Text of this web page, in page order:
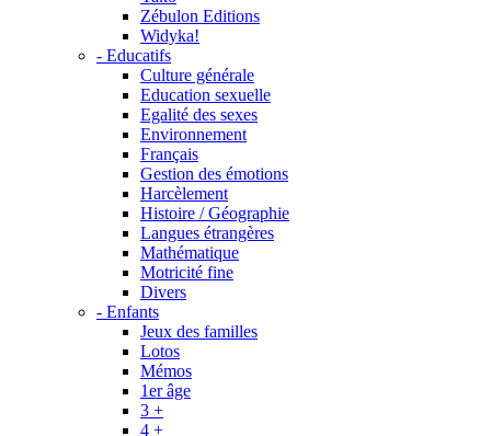
Zébulon Editions
Widyka!
- Educatifs
Culture générale
Education sexuelle
Egalité des sexes
Environnement
Français
Gestion des émotions
Harcèlement
Histoire / Géographie
Langues étrangères
Mathématique
Motricité fine
Divers
- Enfants
Jeux des familles
Lotos
Mémos
1er âge
3 +
4 +